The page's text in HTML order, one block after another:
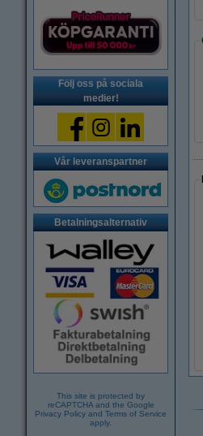
Följ oss på sociala
medier!
Vår leveranspartner
Betalningsalternativ
This site is protected by
reCAPTCHA and the Google
Privacy Policy and Terms of Service
apply.